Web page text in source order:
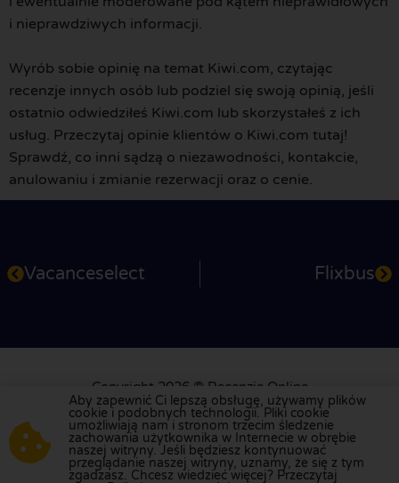
i nieprawdziwych informacji.
Wyrób sobie opinię na temat Kiwi.com, czytając
recenzje innych osób lub podziel się swoją opinią, jeśli
ostatnio odwiedziłeś Kiwi.com lub skorzystałeś z ich
usług. Przeczytaj opinie klientów o Kiwi.com tutaj!
Sprawdź, co inni sądzą o niezawodności, kontakcie,
anulowaniu i zmianie rezerwacji oraz o cenie.
Vacanceselect Flixbus
Copyright 2026 © Recenzje Online
Obsługa klienta: +31 79 360 2701
info@recenzjeonline.pl
O nas Dla Użytkowników Dla firm
Privacy Policy
Aby zapewnić Ci lepszą obsługę, używamy plików
cookie i podobnych technologii. Pliki cookie
umożliwiają nam i stronom trzecim śledzenie
zachowania użytkownika w Internecie w obrębie
naszej witryny. Jeśli będziesz kontynuować
przeglądanie naszej witryny, uznamy, że się z tym
zgadzasz. Chcesz wiedzieć więcej? Przeczytaj